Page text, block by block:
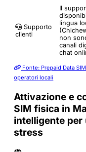
Supporto
clienti
Il
lingua
non
canali
chat
Fonte: Prepaid Data
operatori locali
Attivazione e
SIM fisica in
intelligente
stress